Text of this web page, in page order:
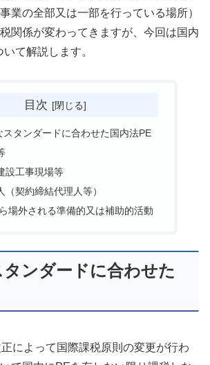
業の全部又は一部を行っている場所）
関係が変わってきますが、今回は国内
て解説します。
目次
スタンダードに合わせた国内法PE
設工事現場等
（契約締結代理人等）
場外される準備的又は補助的活動
タンダードに合わせた
によって国際課税原則の変更が行わ